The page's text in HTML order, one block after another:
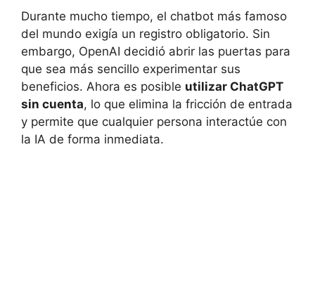
Durante mucho tiempo, el chatbot más famoso
del mundo exigía un registro obligatorio. Sin
embargo, OpenAI decidió abrir las puertas para
que sea más sencillo experimentar sus
beneficios. Ahora es posible utilizar ChatGPT
sin cuenta, lo que elimina la fricción de entrada
y permite que cualquier persona interactúe con
la IA de forma inmediata.